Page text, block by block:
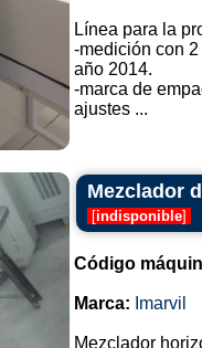
Línea para la
-medición con
año 2014.
-marca de
ajustes ...
Mezclador
[indisponible]
Código
Marca: Imarvil
Mezclador